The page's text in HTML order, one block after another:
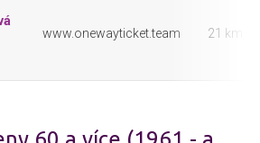
www.onewayticket.team 21 km